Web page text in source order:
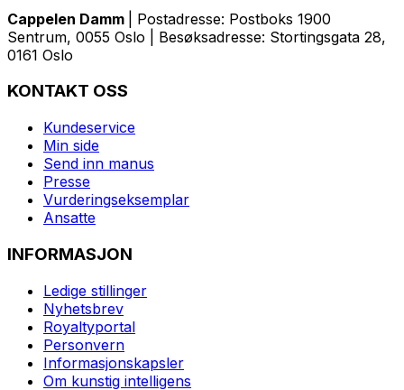
Cappelen Damm
| Postadresse: Postboks 1900
Sentrum, 0055 Oslo | Besøksadresse: Stortingsgata 28,
0161 Oslo
KONTAKT OSS
Kundeservice
Min side
Send inn manus
Presse
Vurderingseksemplar
Ansatte
INFORMASJON
Ledige stillinger
Nyhetsbrev
Royaltyportal
Personvern
Informasjonskapsler
Om kunstig intelligens